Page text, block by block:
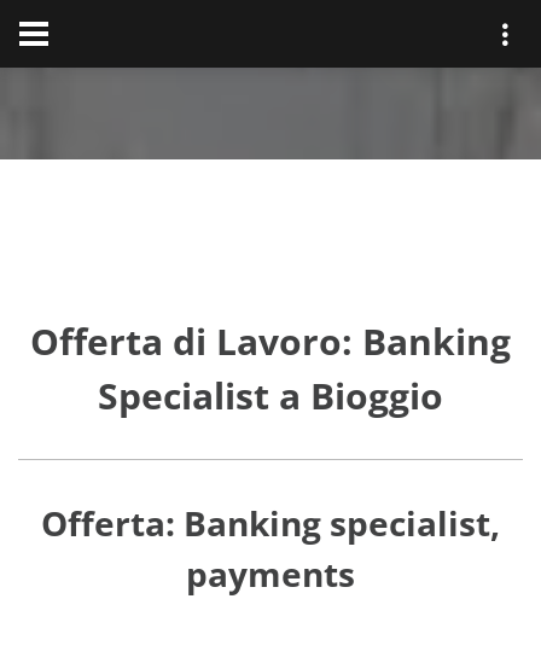
Offerta di Lavoro: Banking
Specialist a Bioggio
Offerta: Banking specialist,
payments